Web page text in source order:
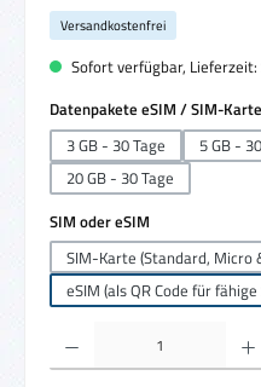
Versandkostenfrei
Sofort verfügbar,
Datenpakete eSIM / SIM-Karte
3 GB - 30 Tage
5 GB -
20 GB - 30 Tage
SIM oder eSIM
SIM-Karte (Standard, Micro
eSIM (als QR Code für
Produkt Anzahl: Gib den